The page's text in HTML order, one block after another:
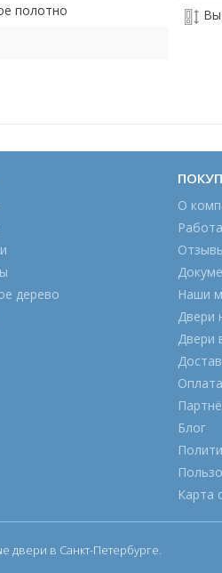
полотно
дерево
О
Наши
Двери
Двери
Оплата
Блог
Карта
в Санкт-Петербурге.